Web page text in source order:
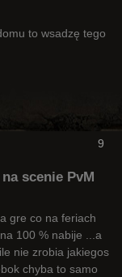
to wsadzę tego
9
scenie PvM
gre co na feriach
100 % nabije ...a
nie zrobia jakiegos
chyba to samo